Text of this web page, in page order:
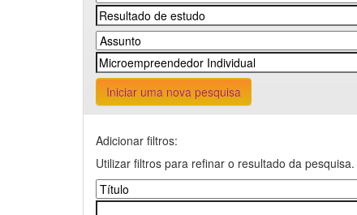
Iniciar uma nova pesquisa
Adicionar filtros:
Utilizar filtros para refinar o resultado da pesquisa.